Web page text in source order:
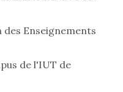
des Enseignements
de l'IUT de